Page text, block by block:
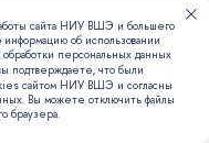
конкретикой,
сомнений,
в нём
выше его
сайта НИУ ВШЭ и большего
информацию об использовании
обработки персональных данных
подтверждаете, что были
сайтом НИУ ВШЭ и согласны
Вы можете отключить файлы
браузера.